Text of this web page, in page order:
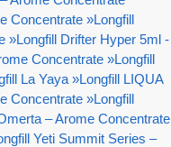
Concentrate »Longfill
»Longfill Drifter Hyper 5ml -
Concentrate »Longfill
La Yaya »Longfill LIQUA
Concentrate »Longfill
– Arome Concentrate
Yeti Summit Series –